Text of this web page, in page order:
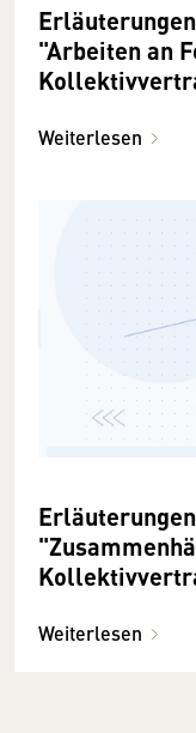
"Arbeiten an
Weiterlesen
Weiterlesen